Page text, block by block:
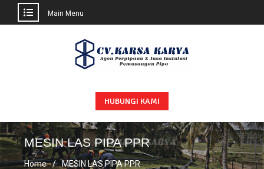
Main Menu
HUBUNGI KAMI
MESIN LAS PIPA PPR
Home MESIN LAS PIPA PPR